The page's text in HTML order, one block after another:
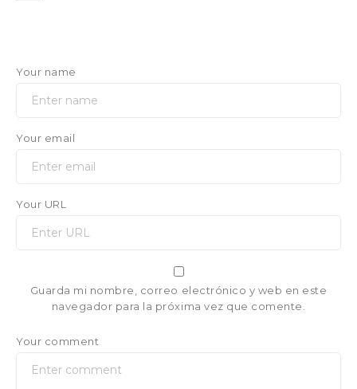
Your name
Your email
Your URL
Guarda mi nombre, correo electrónico y web en este
navegador para la próxima vez que comente.
Your comment